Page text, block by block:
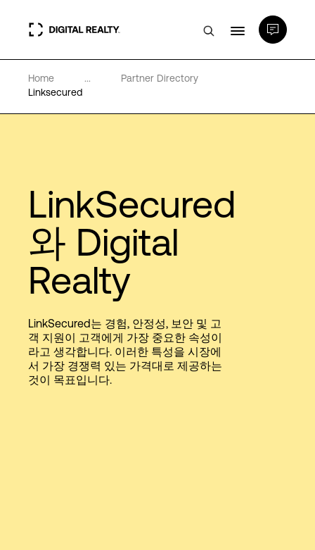
데이터 센터
전문성 및 리소스
소개
Language
로그인
Home ...
Partner Directory
Linksecured
LinkSecured
와 Digital
Realty
LinkSecured는 경험, 안정성, 보안 및 고
객 지원이 고객에게 가장 중요한 속성이
라고 생각합니다. 이러한 특성을 시장에
서 가장 경쟁력 있는 가격대로 제공하는
것이 목표입니다.